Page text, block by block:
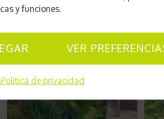
y funciones.
VER
Política de privacidad